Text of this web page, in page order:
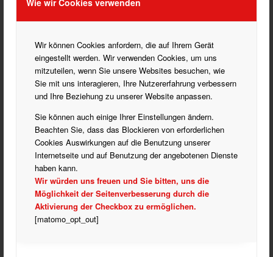
Wie wir Cookies verwenden
Wir können Cookies anfordern, die auf Ihrem Gerät
eingestellt werden. Wir verwenden Cookies, um uns
mitzuteilen, wenn Sie unsere Websites besuchen, wie
Sie mit uns interagieren, Ihre Nutzererfahrung verbessern
und Ihre Beziehung zu unserer Website anpassen.
Sie können auch einige Ihrer Einstellungen ändern.
Beachten Sie, dass das Blockieren von erforderlichen
Cookies Auswirkungen auf die Benutzung unserer
Internetseite und auf Benutzung der angebotenen Dienste
haben kann.
Wir würden uns freuen und Sie bitten, uns die
Möglichkeit der Seitenverbesserung durch die
Aktivierung der Checkbox zu ermöglichen.
[matomo_opt_out]
KATEGORIEN
Blasorchester
Bogenschießen
Fußball
Handball
Historisches Fechten
Laufen
Partner
Rehasport
Turnen
Verein
Verein Allgemein
Vorstand und Ausschuss